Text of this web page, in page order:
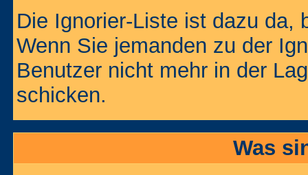
Die Ignorier-Liste ist dazu da,
Wenn Sie jemanden zu der
Benutzer nicht mehr in der
schicken.
Was